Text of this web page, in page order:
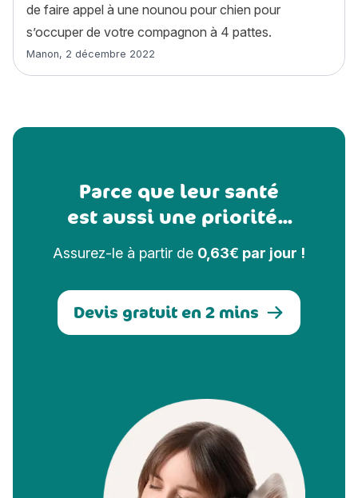
de faire appel à une nounou pour chien pour
s’occuper de votre compagnon à 4 pattes.
Article rédigé par
Manon, 2 décembre 2022
Parce que leur santé
est aussi une priorité...
Assurez-le à partir de 0,63€ par jour !
Devis gratuit en 2 mins